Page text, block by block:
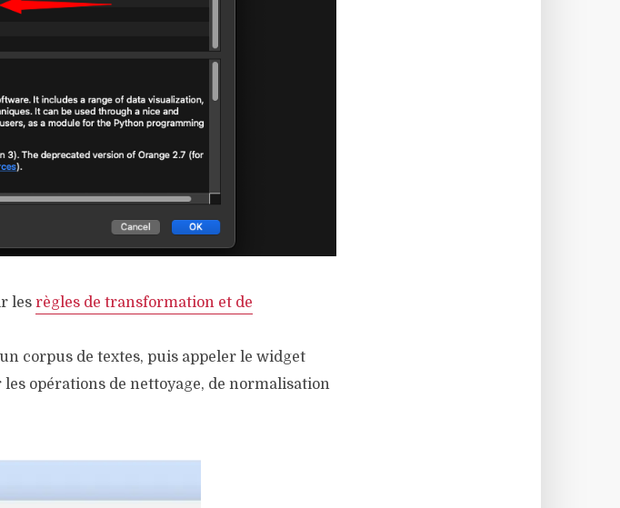
les règles de transformation et de
corpus de textes, puis appeler le widget
opérations de nettoyage, de normalisation